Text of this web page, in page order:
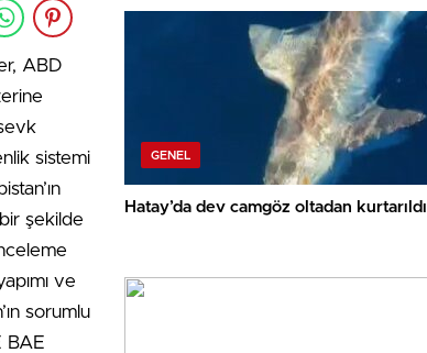
ABD
sistemi
bir şekilde
ve
sorumlu
BAE
GENEL
Hatay’da dev camgöz oltadan kurtarıldı